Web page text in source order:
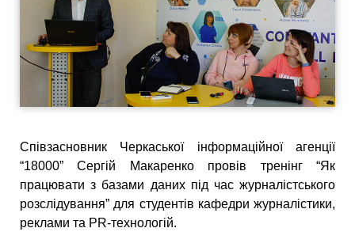
Співзасновник Черкаської інформаційної агенції
“18000” Сергій Макаренко провів тренінг “Як
працювати з базами даних під час журналістського
розслідування” для студентів кафедри журналістики,
реклами та PR-технологій.